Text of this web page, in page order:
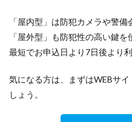
「屋内型」は防犯カメラや警備
「屋外型」も防犯性の高い鍵を
最短でお申込日より7日後より利
気になる方は、まずはWEBサ
しょう。